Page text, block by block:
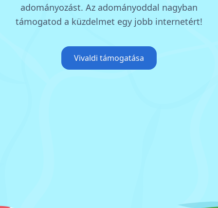
adományozást. Az adományoddal nagyban
támogatod a küzdelmet egy jobb internetért!
Vivaldi támogatása